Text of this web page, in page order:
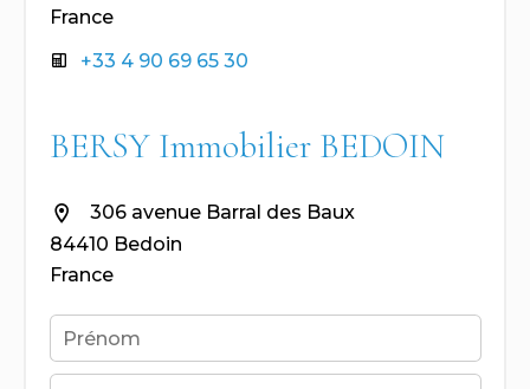
France
+33 4 90 69 65 30
BERSY Immobilier BEDOIN
306 avenue Barral des Baux
84410 Bedoin
France